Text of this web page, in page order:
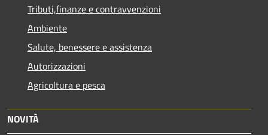
Tributi,finanze e contravvenzioni
Ambiente
Salute, benessere e assistenza
Autorizzazioni
Agricoltura e pesca
NOVITÀ